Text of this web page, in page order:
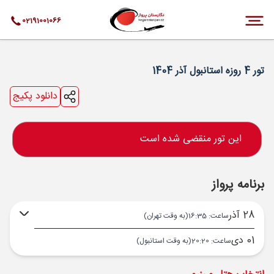
02191001066
تور 4 روزه استانبول آذر 1404
دانلود پکیج
این تور منقضی شده است
برنامه پرواز
28 آذر ساعت: 16:35 (به وقت تهران)
01 دی ساعت: 20:20 (به وقت استانبول)